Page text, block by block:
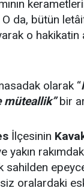
da, bütün
o hakikatin
olarak “
müteallik”bir
İlçesinin
yakın
sahilden
oralardaki